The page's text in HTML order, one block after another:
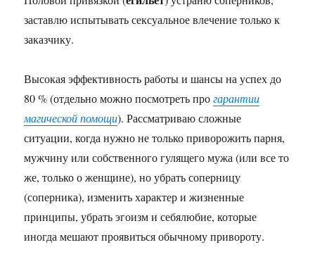
заставлю испытывать сексуальное влечение только к
заказчику.
Высокая эффективность работы и шансы на успех до
80 % (отдельно можно посмотреть прогарантии
магической помощи). Рассматриваю сложные
ситуации, когда нужно не только приворожить парня,
мужчину или собственного гулящего мужа (или все то
же, только о женщине), но убрать соперницу
(соперника), изменить характер и жизненные
принципы, убрать эгоизм и себялюбие, которые
иногда мешают проявиться обычному привороту.